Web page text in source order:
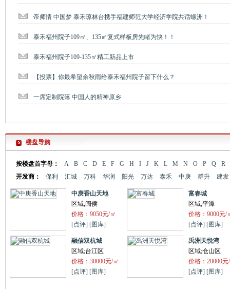
帝师情 中国梦 泰禾琼林台携手福建师范大学经济学院共话螺洲！
泰禾福州院子109㎡、135㎡复式样板房先睹为快！！
泰禾福州院子109-135㎡精工新品上市
【投票】你最希望余秋雨给泰禾福州院子留下什么？
一席定制院落 中国人的精神原乡
楼盘导购
按楼盘首字母： A B C D E F G H I J K L M N O P Q
R
开发商：
保利 汇城 万科 华润 阳光 万达 泰禾 中庚 群升 建发
中庚香山天地
区域;闽侯
价格：9050元/㎡
[点评] [图库]
富春城
区域;平潭
价格：9000元/
[点评] [图库]
融信双杭城
区域;台江区
价格：30000元/㎡
[点评] [图库]
禹洲天悦湾
区域;仓山区
价格：20000元
[点评] [图库]